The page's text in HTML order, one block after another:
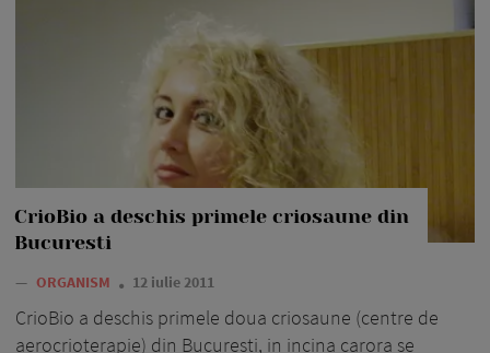
CrioBio a deschis primele criosaune din
Bucuresti
— ORGANISM 12 iulie 2011
CrioBio a deschis primele doua criosaune (centre de
aerocrioterapie) din Bucuresti, in incina carora se